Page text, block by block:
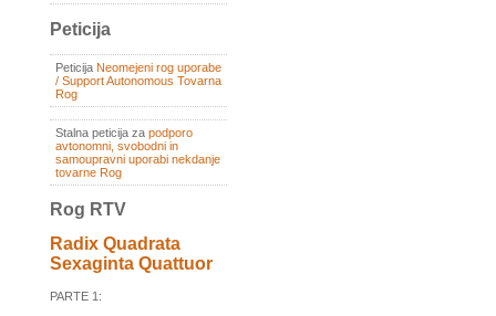
Peticija
Peticija Neomejeni rog uporabe
/ Support Autonomous Tovarna
Rog
Stalna peticija za podporo
avtonomni, svobodni in
samoupravni uporabi nekdanje
tovarne Rog
Rog RTV
Radix Quadrata
Sexaginta Quattuor
PARTE 1: